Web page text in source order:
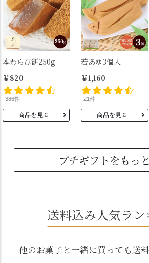
本わらび餅250g
￥820
386件
商品を見る
若あゆ3個入
￥1,160
21件
商品を見る
プチギフトをもっ
送料込み人気ラ
他のお菓子と一緒に買っても送